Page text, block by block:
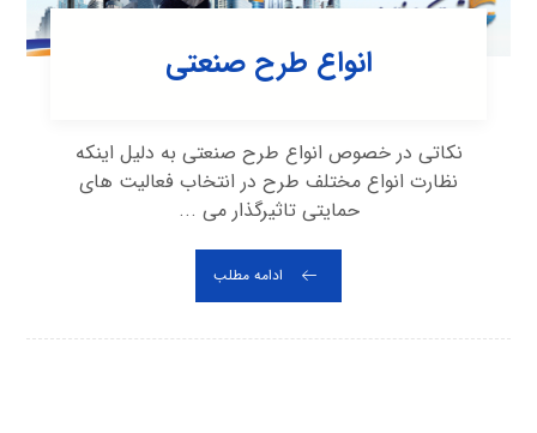
انواع طرح صنعتی
نکاتی در خصوص انواع طرح صنعتی به دلیل اینکه
نظارت انواع مختلف طرح در انتخاب فعالیت های
حمایتی تاثیرگذار می ...
ادامه مطلب